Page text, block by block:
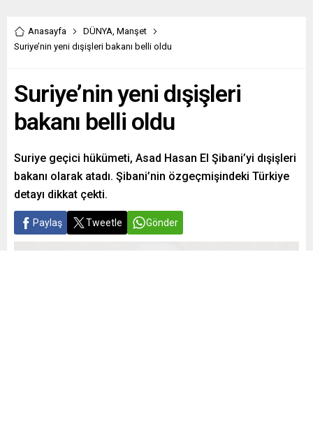
Anasayfa DÜNYA Manşet
Suriye’nin yeni dışişleri bakanı belli oldu
Suriye’nin yeni dışişleri
bakanı belli oldu
Suriye geçici hükümeti, Asad Hasan El Şibani’yi dışişleri
bakanı olarak atadı. Şibani’nin özgeçmişindeki Türkiye
detayı dikkat çekti.
Paylaş Tweetle Gönder